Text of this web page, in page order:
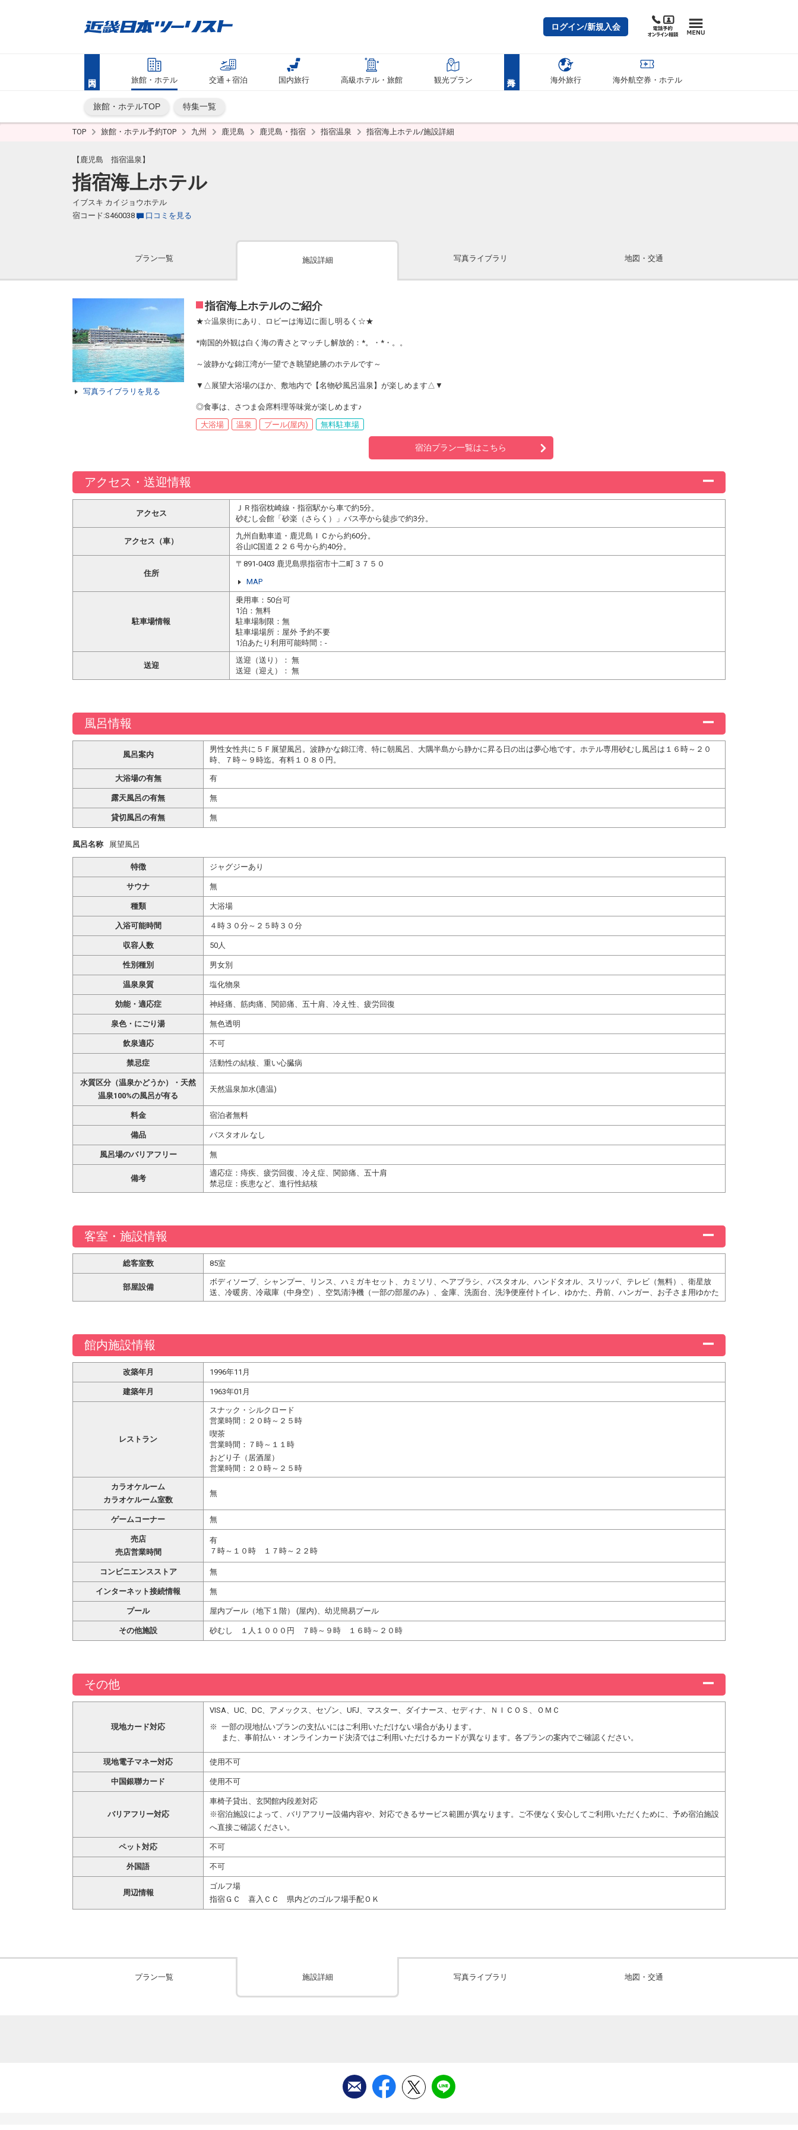
ログイン/新規入会
旅館・ホテル 交通＋宿泊 国内旅行 高級ホテル・旅館 観光プラン 海外旅行 海外航空券・ホテル
旅館・ホテルTOP 特集一覧
TOP 旅館・ホテル予約TOP 九州 鹿児島 鹿児島・指宿 指宿温泉 指宿海上ホテル/施設詳細
【鹿児島 指宿温泉】
指宿海上ホテル
イブスキ カイジョウホテル
宿コード:S460038
口コミを見る
プラン一覧 施設詳細 写真ライブラリ 地図・交通
写真ライブラリを見る
指宿海上ホテルのご紹介
★☆温泉街にあり、ロビーは海辺に面し明るく☆★
*南国的外観は白く海の青さとマッチし解放的：*。・*・。。
～波静かな錦江湾が一望でき眺望絶勝のホテルです～
▼△展望大浴場のほか、敷地内で【名物砂風呂温泉】が楽しめます△▼
◎食事は、さつま会席料理等味覚が楽しめます♪
大浴場
温泉 プール(屋内) 無料駐車場
宿泊プラン一覧はこちら
アクセス・送迎情報
アクセス
ＪＲ指宿枕崎線・指宿駅から車で約5分。
砂むし会館「砂楽（さらく）」バス亭から徒歩で約3分。
アクセス（車）
九州自動車道・鹿児島ＩＣから約60分。
谷山IC国道２２６号から約40分。
住所
〒891-0403 鹿児島県指宿市十二町３７５０
MAP
駐車場情報
乗用車：50台可
1泊：無料
駐車場制限：無
駐車場場所：屋外 予約不要
1泊あたり利用可能時間：-
送迎
送迎（送り）： 無
送迎（迎え）： 無
風呂情報
風呂案内
男性女性共に５Ｆ展望風呂。波静かな錦江湾、特に朝風呂、大隅半島から静かに昇る日の出は夢心地です。ホテル専用砂むし風呂は１６時～２０
時、７時～９時迄。有料１０８０円。
大浴場の有無 有
露天風呂の有無 無
貸切風呂の有無 無
風呂名称 展望風呂
特徴 ジャグジーあり
サウナ 無
種類 大浴場
入浴可能時間 ４時３０分～２５時３０分
収容人数 50人
性別種別 男女別
温泉泉質 塩化物泉
効能・適応症 神経痛、筋肉痛、関節痛、五十肩、冷え性、疲労回復
泉色・にごり湯 無色透明
飲泉適応 不可
禁忌症 活動性の結核、重い心臓病
水質区分（温泉かどうか）・天然
温泉100%の風呂が有る
天然温泉加水(適温)
料金 宿泊者無料
備品 バスタオル なし
風呂場のバリアフリー 無
備考
適応症：痔疾、疲労回復、冷え症、関節痛、五十肩
禁忌症：疾患など、進行性結核
客室・施設情報
総客室数 85室
部屋設備
ボディソープ、シャンプー、リンス、ハミガキセット、カミソリ、ヘアブラシ、バスタオル、ハンドタオル、スリッパ、テレビ（無料）、衛星放
送、冷暖房、冷蔵庫（中身空）、空気清浄機（一部の部屋のみ）、金庫、洗面台、洗浄便座付トイレ、ゆかた、丹前、ハンガー、お子さま用ゆかた
館内施設情報
改築年月 1996年11月
建築年月 1963年01月
レストラン
スナック・シルクロード
営業時間：２０時～２５時
喫茶
営業時間：７時～１１時
おどり子（居酒屋）
営業時間：２０時～２５時
カラオケルーム
カラオケルーム室数
無
ゲームコーナー 無
売店
売店営業時間
有
７時～１０時 １７時～２２時
コンビニエンスストア 無
インターネット接続情報 無
プール 屋内プール（地下１階） (屋内)、幼児簡易プール
その他施設 砂むし １人１０００円 ７時～９時 １６時～２０時
その他
現地カード対応
VISA、UC、DC、アメックス、セゾン、UFJ、マスター、ダイナース、セディナ、ＮＩＣＯＳ、ＯＭＣ
一部の現地払いプランの支払いにはご利用いただけない場合があります。
また、事前払い・オンラインカード決済ではご利用いただけるカードが異なります。各プランの案内でご確認ください。
現地電子マネー対応 使用不可
中国銀聯カード 使用不可
バリアフリー対応
車椅子貸出、玄関館内段差対応
※宿泊施設によって、バリアフリー設備内容や、対応できるサービス範囲が異なります。ご不便なく安心してご利用いただくために、予め宿泊施設
へ直接ご確認ください。
ペット対応 不可
外国語 不可
周辺情報
ゴルフ場
指宿ＧＣ 喜入ＣＣ 県内どのゴルフ場手配ＯＫ
プラン一覧 施設詳細 写真ライブラリ 地図・交通